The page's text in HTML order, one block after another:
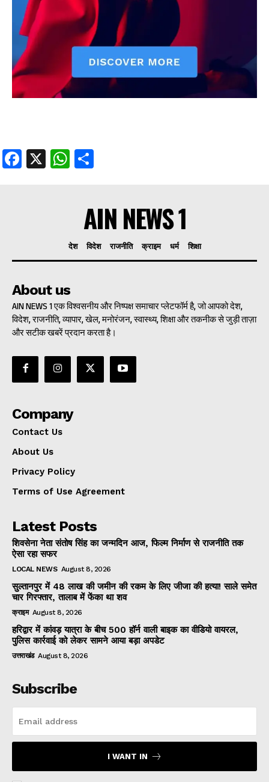
Facebook
X WhatsApp
AIN NEWS 1
देश विदेश राजनीति क्राइम धर्म शिक्षा
About us
AIN NEWS 1 एक विश्वसनीय और निष्पक्ष समाचार प्लेटफॉर्म है, जो आपको देश,
विदेश, राजनीति, व्यापार, खेल, मनोरंजन, स्वास्थ्य, शिक्षा और तकनीक से जुड़ी ताज़ा
और सटीक खबरें प्रदान करता है।
Company
Contact Us
About Us
Privacy Policy
Terms of Use Agreement
Latest Posts
शिवसेना नेता संतोष सिंह का जन्मदिन आज, फिल्म निर्माण से राजनीति तक
ऐसा रहा सफर
LOCAL NEWS August 8, 2026
सुल्तानपुर में 48 लाख की जमीन की रकम के लिए जीजा की हत्या! साले समेत
चार गिरफ्तार, तालाब में फेंका था शव
क्राइम August 8, 2026
हरिद्वार में कांवड़ यात्रा के बीच 500 हॉर्न वाली बाइक का वीडियो वायरल,
पुलिस कार्रवाई को लेकर सामने आया बड़ा अपडेट
उत्तराखंड August 8, 2026
Subscribe
I WANT IN